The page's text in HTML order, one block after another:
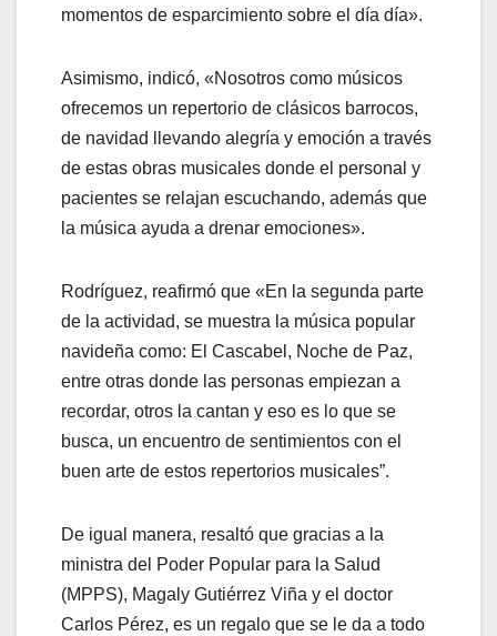
momentos de esparcimiento sobre el día día».
Asimismo, indicó, «Nosotros como músicos
ofrecemos un repertorio de clásicos barrocos,
de navidad llevando alegría y emoción a través
de estas obras musicales donde el personal y
pacientes se relajan escuchando, además que
la música ayuda a drenar emociones».
Rodríguez, reafirmó que «En la segunda parte
de la actividad, se muestra la música popular
navideña como: El Cascabel, Noche de Paz,
entre otras donde las personas empiezan a
recordar, otros la cantan y eso es lo que se
busca, un encuentro de sentimientos con el
buen arte de estos repertorios musicales”.
De igual manera, resaltó que gracias a la
ministra del Poder Popular para la Salud
(MPPS), Magaly Gutiérrez Viña y el doctor
Carlos Pérez, es un regalo que se le da a todo